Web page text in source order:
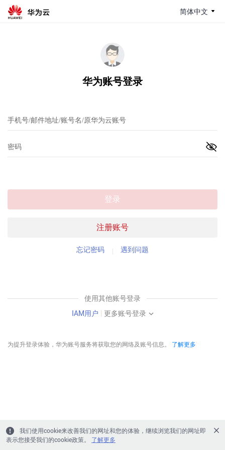
简体中文
华为账号登录
注册账号
登录
忘记密码 遇到问题
使用其他账号登录
IAM用户 | 更多账号登录
为提升登录体验，华为账号服务将获取您的网络及账号信息。 了解更多
我们使用cookie来改善我们的网址和您的体验，继续浏览我们的网址即
表示您接受我们的cookie政策。
了解更多